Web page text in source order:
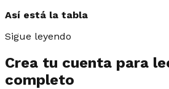
Así está la tabla
Sigue leyendo
Crea tu cuenta para
completo